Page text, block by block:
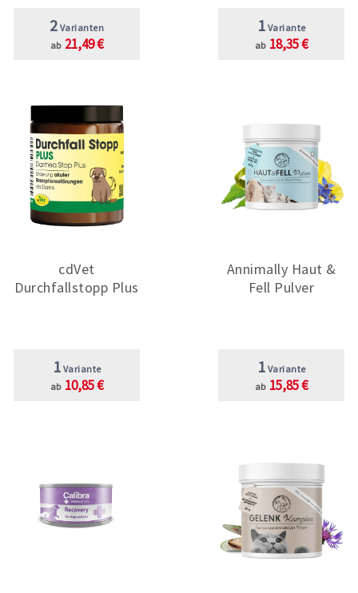
2 Varianten
ab 21,49 €
1 Variante
ab 18,35 €
cdVet
Durchfallstopp Plus
1 Variante
ab 10,85 €
Annimally Haut &
Fell Pulver
1 Variante
ab 15,85 €